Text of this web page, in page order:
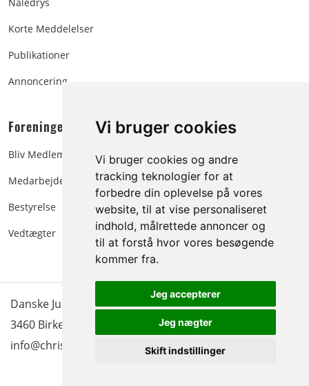
Vi bruger cookies
Vi bruger cookies og andre
tracking teknologier for at
forbedre din oplevelse på vores
website, til at vise personaliseret
indhold, målrettede annoncer og
til at forstå hvor vores besøgende
kommer fra.
Jeg accepterer
Jeg nægter
Skift indstillinger
Korte Meddelelser
Publikationer
Annoncering
Foreningen:
Bliv Medlem
Medarbejdere
Bestyrelse
Vedtægter
Danske Juletræer - træer & grønt | Blokken 15 | DK-
3460 Birkerød |
Tlf.: 45 35 24 12|
info@christmastree.dk